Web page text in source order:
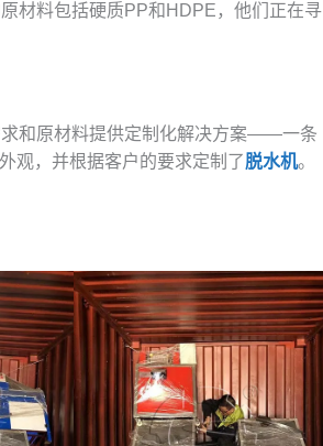
材料包括硬质PP和HDPE，他们正在寻
和原材料提供定制化解决方案——一条
观，并根据客户的要求定制了脱水机。